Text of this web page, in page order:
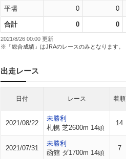
平場 0 0
合計 0 0
2021/8/26 00:00 更新
※「総合成績」はJRAのレースのみとなります。
出走レース
日付 レース 着順
2021/08/22
未勝利
札幌 芝2600m 14頭
14
2021/07/31
未勝利
函館 ダ1700m 14頭
7